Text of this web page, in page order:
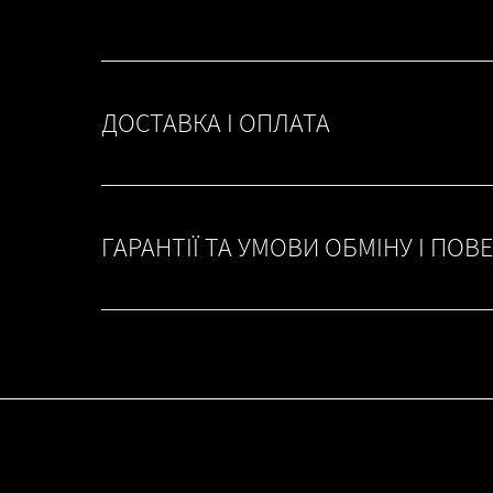
ДОСТАВКА І ОПЛАТА
ГАРАНТІЇ ТА УМОВИ ОБМІНУ І